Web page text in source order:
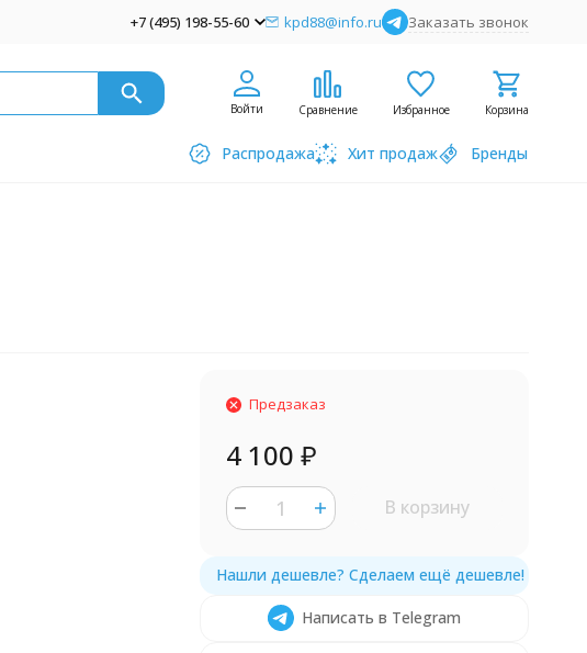
+7 (495) 198-55-60 kpd88@info.ru Заказать звонок
Войти Сравнение Избранное Корзина
Распродажа Хит продаж Бренды
Предзаказ
4 100 ₽
В корзину
Написать в Telegram